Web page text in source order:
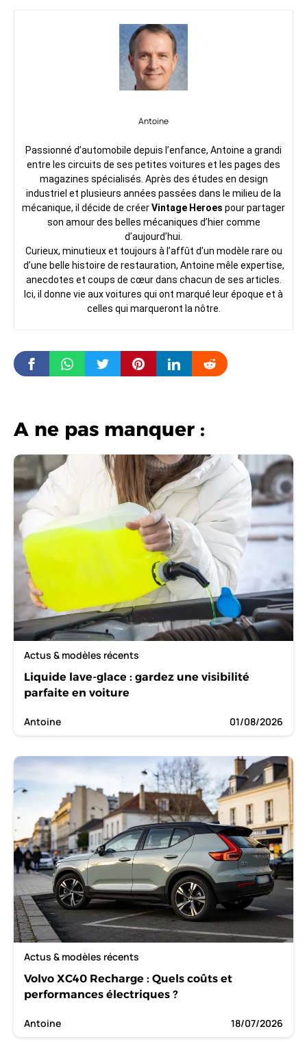
Antoine
Passionné d’automobile depuis l’enfance, Antoine a grandi
entre les circuits de ses petites voitures et les pages des
magazines spécialisés. Après des études en design
industriel et plusieurs années passées dans le milieu de la
mécanique, il décide de créerVintage Heroes pour partager
son amour des belles mécaniques d’hier comme
d’aujourd’hui.
Curieux, minutieux et toujours à l’affût d’un modèle rare ou
d’une belle histoire de restauration, Antoine mêle expertise,
anecdotes et coups de cœur dans chacun de ses articles.
Ici, il donne vie aux voitures qui ont marqué leur époque et à
celles qui marqueront la nôtre.
A ne pas manquer :
Actus & modèles récents
Liquide lave-glace : gardez une visibilité
parfaite en voiture
Antoine 01/08/2026
Actus & modèles récents
Volvo XC40 Recharge : Quels coûts et
performances électriques ?
Antoine 18/07/2026